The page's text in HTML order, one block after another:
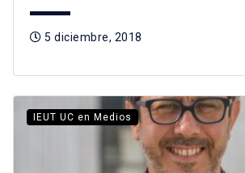
5 diciembre, 2018
IEUT UC en Medios